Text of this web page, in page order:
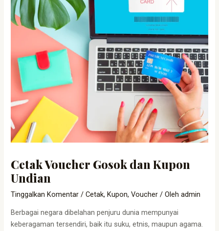
Cetak Voucher Gosok dan Kupon
Undian
Tinggalkan Komentar /Cetak,Kupon,Voucher / Olehadmin
Berbagai negara dibelahan penjuru dunia mempunyai
keberagaman tersendiri, baik itu suku, etnis, maupun agama.